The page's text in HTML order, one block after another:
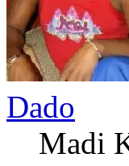
Dado
Madi